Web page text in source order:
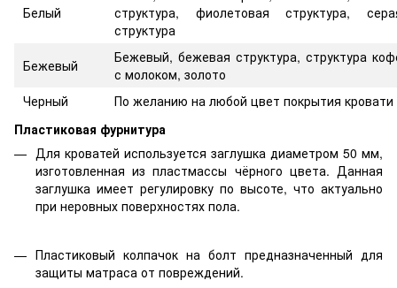
Белый
структура, фиолетовая структура,
структура
Бежевый
Бежевый, бежевая структура, структура
с молоком, золото
Черный
По желанию на любой цвет покрытия кровати
Пластиковая фурнитура
Для кроватей используется заглушка диаметром 50 мм,
изготовленная из пластмассы чёрного цвета. Данная
заглушка имеет регулировку по высоте, что актуально
при неровных поверхностях пола.
Пластиковый колпачок на болт предназначенный для
защиты матраса от повреждений.